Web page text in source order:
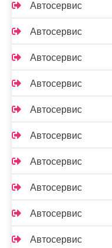
Автосервис
Автосервис
Автосервис
Автосервис
Автосервис
Автосервис
Автосервис
Автосервис
Автосервис
Автосервис